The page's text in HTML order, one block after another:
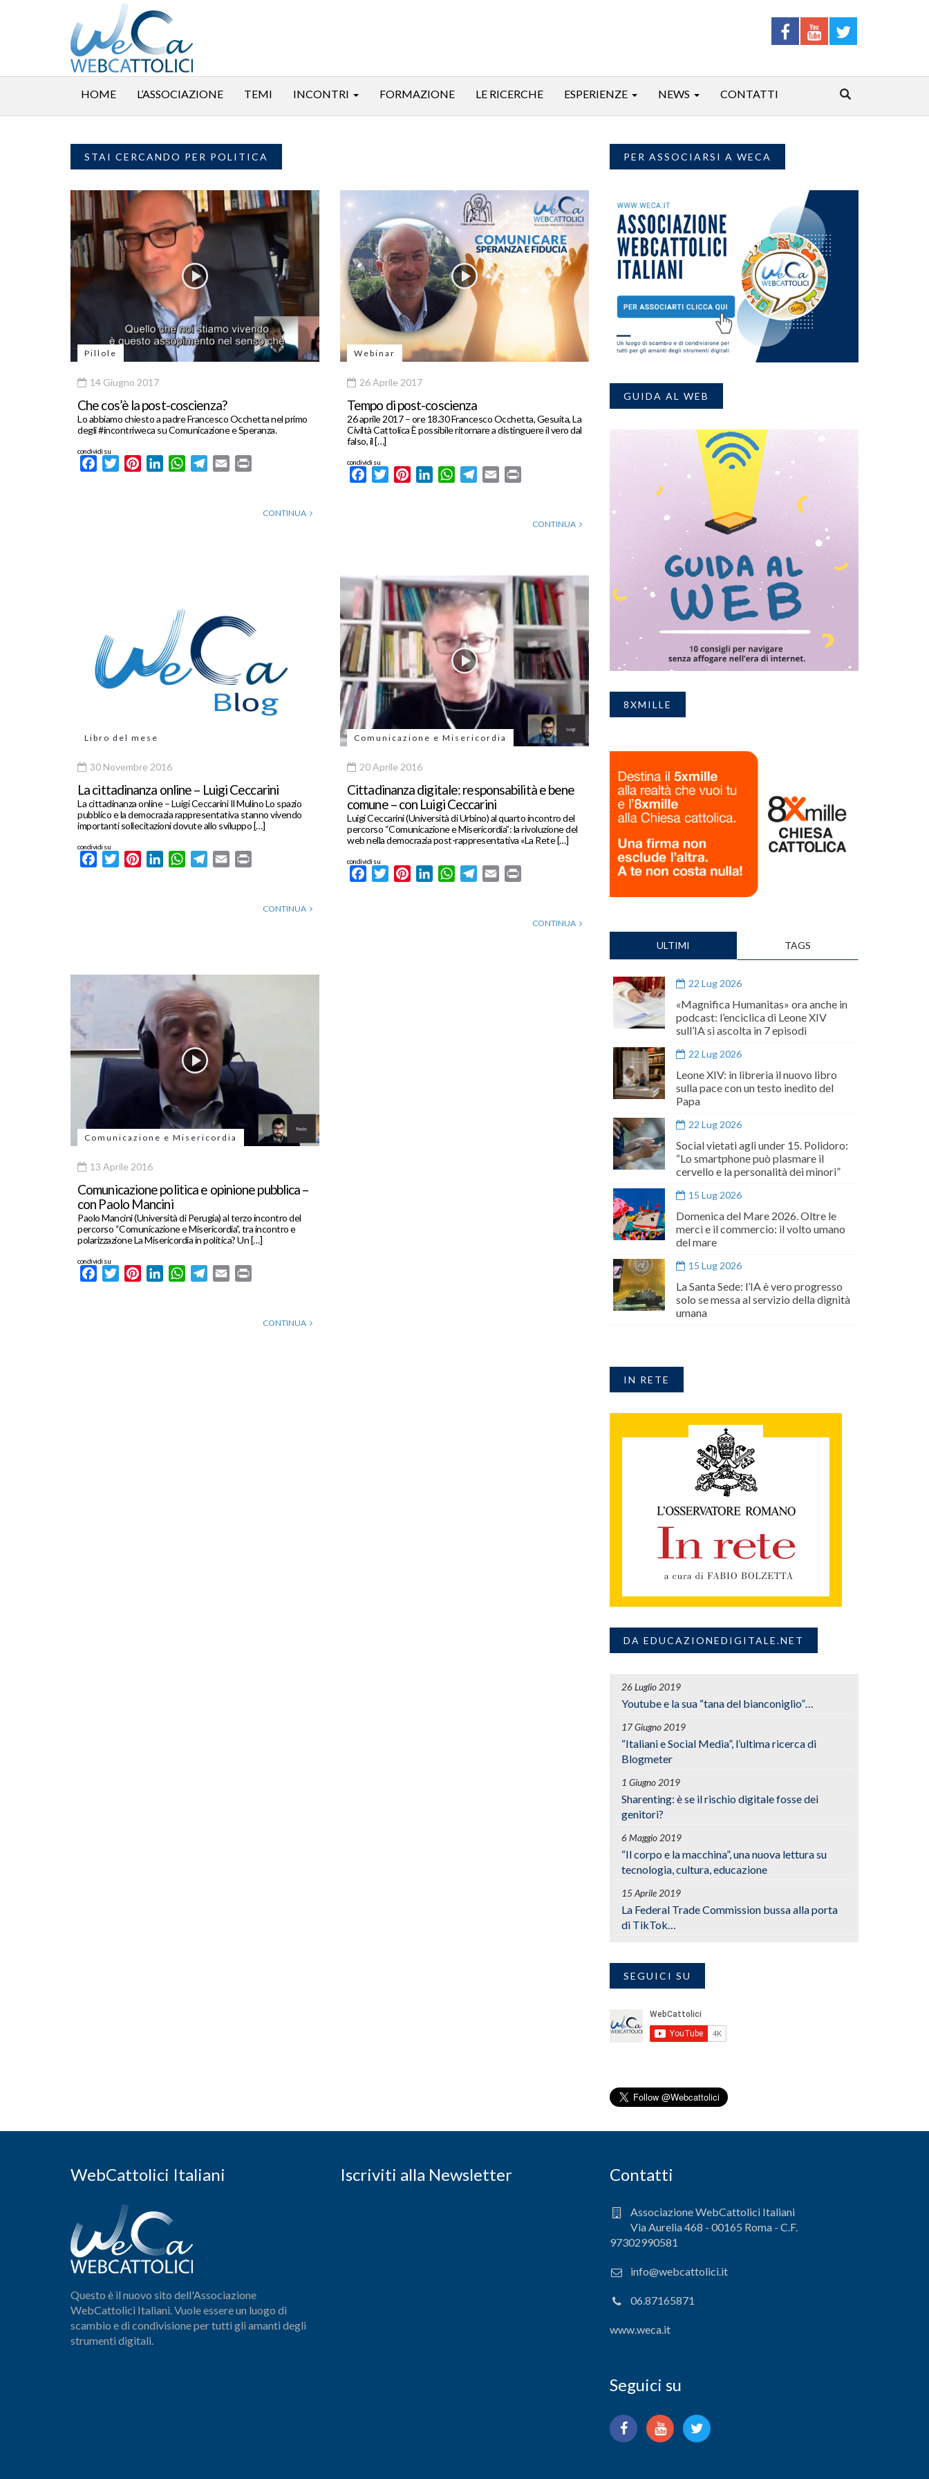
HOME L’ASSOCIAZIONE TEMI INCONTRI FORMAZIONE LE RICERCHE ESPERIENZE NEWS CONTATTI
STAI CERCANDO PER POLITICA
Pillole
14 Giugno 2017
Che cos’è la post-coscienza?
Lo abbiamo chiesto a padre Francesco Occhetta nel primo
degli #incontriweca su Comunicazione e Speranza.
condividi su
FacebookTwitterPinterestLinkedInWhatsApp
Telegram
Email
CONTINUA
Webinar
26 Aprile 2017
Tempo di post-coscienza
26 aprile 2017 – ore 18.30 Francesco Occhetta, Gesuita, La
Civiltà Cattolica È possibile ritornare a distinguere il vero dal
falso, il […]
condividi su
FacebookTwitterPinterestLinkedInWhatsApp
Telegram
Email
CONTINUA
Libro del mese
30 Novembre 2016
La cittadinanza online – Luigi Ceccarini
La cittadinanza online – Luigi Ceccarini Il Mulino Lo spazio
pubblico e la democrazia rappresentativa stanno vivendo
importanti sollecitazioni dovute allo sviluppo […]
condividi su
FacebookTwitterPinterestLinkedInWhatsApp
Telegram
Email
CONTINUA
Comunicazione e Misericordia
20 Aprile 2016
Cittadinanza digitale: responsabilità e bene
comune – con Luigi Ceccarini
Luigi Ceccarini (Università di Urbino) al quarto incontro del
percorso “Comunicazione e Misericordia”: la rivoluzione del
web nella democrazia post-rappresentativa «La Rete […]
condividi su
FacebookTwitterPinterestLinkedInWhatsApp
Telegram
Email
CONTINUA
Comunicazione e Misericordia
13 Aprile 2016
Comunicazione politica e opinione pubblica –
con Paolo Mancini
Paolo Mancini (Università di Perugia) al terzo incontro del
percorso “Comunicazione e Misericordia”, tra incontro e
polarizzazione La Misericordia in politica? Un […]
condividi su
FacebookTwitterPinterestLinkedInWhatsApp
Telegram
Email
CONTINUA
PER ASSOCIARSI A WECA
GUIDA AL WEB
8XMILLE
ULTIMI TAGS
22 Lug 2026
«Magnifica Humanitas» ora anche in
podcast: l’enciclica di Leone XIV
sull’IA si ascolta in 7 episodi
22 Lug 2026
Leone XIV: in libreria il nuovo libro
sulla pace con un testo inedito del
Papa
22 Lug 2026
Social vietati agli under 15. Polidoro:
“Lo smartphone può plasmare il
cervello e la personalità dei minori”
15 Lug 2026
Domenica del Mare 2026. Oltre le
merci e il commercio: il volto umano
del mare
15 Lug 2026
La Santa Sede: l’IA è vero progresso
solo se messa al servizio della dignità
umana
IN RETE
DA EDUCAZIONEDIGITALE.NET
26 Luglio 2019
Youtube e la sua “tana del bianconiglio”…
17 Giugno 2019
“Italiani e Social Media”, l’ultima ricerca di
Blogmeter
1 Giugno 2019
Sharenting: è se il rischio digitale fosse dei
genitori?
6 Maggio 2019
“Il corpo e la macchina”, una nuova lettura su
tecnologia, cultura, educazione
15 Aprile 2019
La Federal Trade Commission bussa alla porta
di TikTok…
SEGUICI SU
WebCattolici Italiani
Questo è il nuovo sito dell'Associazione
WebCattolici Italiani. Vuole essere un luogo di
scambio e di condivisione per tutti gli amanti degli
strumenti digitali.
Iscriviti alla Newsletter Contatti
Associazione WebCattolici Italiani
Via Aurelia 468 - 00165 Roma - C.F.
97302990581
info@webcattolici.it
06.87165871
www.weca.it
Seguici su